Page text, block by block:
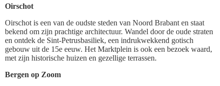
Oirschot
Oirschot is een van de oudste steden van Noord Brabant en staat
bekend om zijn prachtige architectuur. Wandel door de oude straten
en ontdek de Sint-Petrusbasiliek, een indrukwekkend gotisch
gebouw uit de 15e eeuw. Het Marktplein is ook een bezoek waard,
met zijn historische huizen en gezellige terrassen.
Bergen op Zoom